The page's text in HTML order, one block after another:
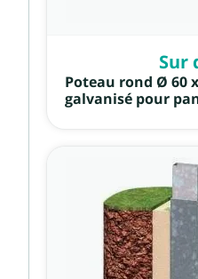
Sur
Poteau rond Ø 60
galvanisé pour